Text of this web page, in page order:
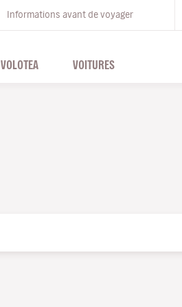
Informations avant de voyager
VOLOTEA VOITURES